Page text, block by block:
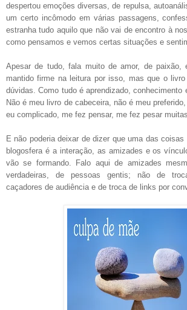
despertou emoções diversas, de repulsa,
um certo incômodo em várias passagens,
estranha tudo aquilo que não vai de encontro à
como pensamos e vemos certas situações e
Apesar de tudo, fala muito de amor, de paixão,
mantido firme na leitura por isso, mas que o
dúvidas. Como tudo é aprendizado, conhecimento
Não é meu livro de cabeceira, não é meu
eu complicado, me fez pensar, me fez pesar
E não poderia deixar de dizer que uma das
blogosfera é a interação, as amizades e os
vão se formando. Falo aqui de amizades
verdadeiras, de pessoas gentis; não de
caçadores de audiência e de troca de links por